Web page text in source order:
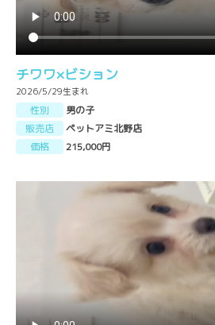
チワワ×ビション
2026/5/29生まれ
性別
男の子
販売店
ペットアミ北野店
価格
215,000円